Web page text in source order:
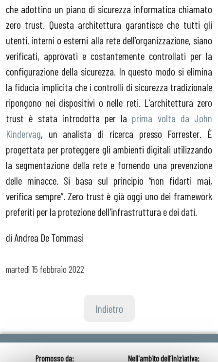
che adottino un piano di sicurezza informatica chiamato
zero trust. Questa architettura garantisce che tutti gli
utenti, interni o esterni alla rete dell’organizzazione, siano
verificati, approvati e costantemente controllati per la
configurazione della sicurezza. In questo modo si elimina
la fiducia implicita che i controlli di sicurezza tradizionale
ripongono nei dispositivi o nelle reti. L'architettura zero
trust è stata introdotta per la prima volta da John
Kindervag, un analista di ricerca presso Forrester. È
progettata per proteggere gli ambienti digitali utilizzando
la segmentazione della rete e fornendo una prevenzione
delle minacce. Si basa sul principio “non fidarti mai,
verifica sempre”. Zero trust è già oggi uno dei framework
preferiti per la protezione dell'infrastruttura e dei dati.
di Andrea De Tommasi
martedì 15 febbraio 2022
Indietro